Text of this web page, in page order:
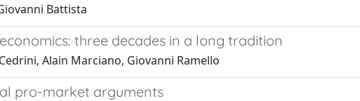
Battista
three decades in a long tradition
Alain Marciano, Giovanni Ramello
pro-market arguments